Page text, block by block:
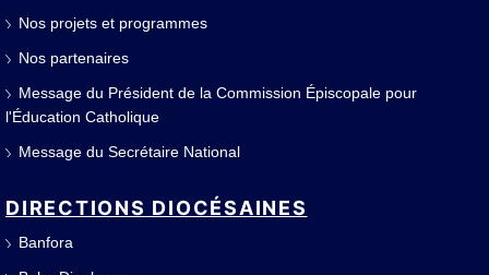
Nos projets et programmes
Nos partenaires
Message du Président de la Commission Épiscopale pour
l'Éducation Catholique
Message du Secrétaire National
DIRECTIONS DIOCÉSAINES
Banfora